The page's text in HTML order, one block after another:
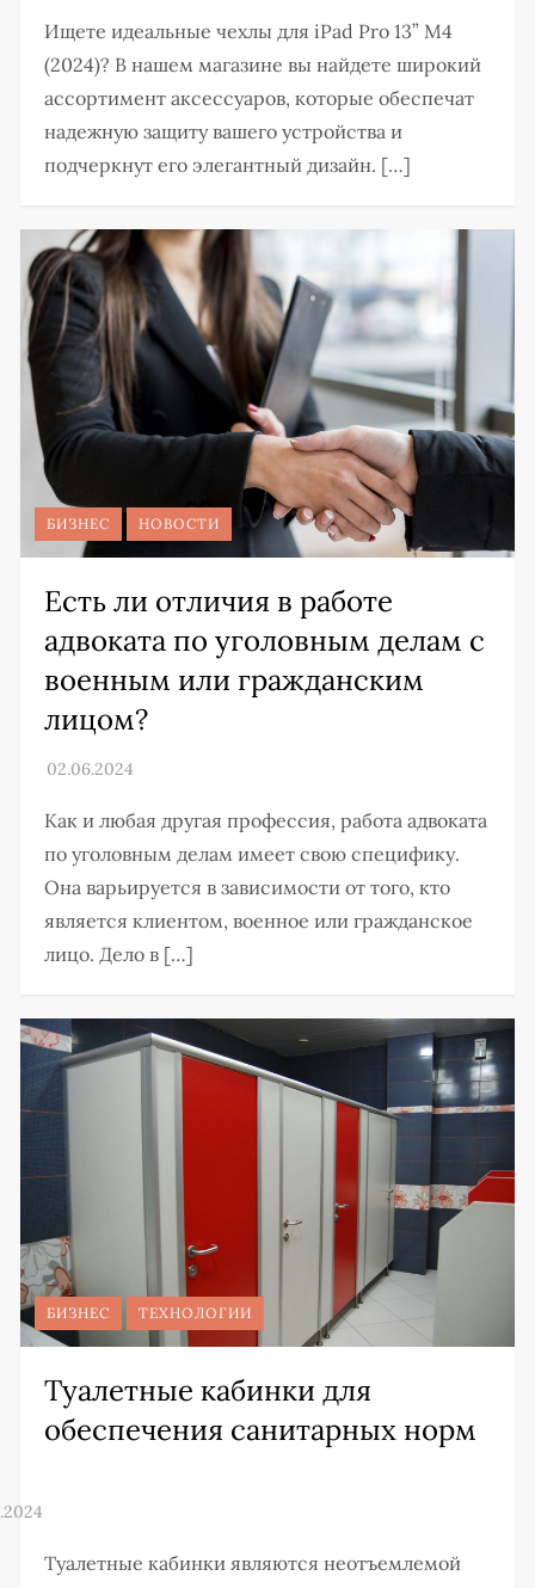
Ищете идеальные чехлы для iPad Pro 13” M4
(2024)? В нашем магазине вы найдете широкий
ассортимент аксессуаров, которые обеспечат
надежную защиту вашего устройства и
подчеркнут его элегантный дизайн. […]
БИЗНЕС НОВОСТИ
Есть ли отличия в работе
адвоката по уголовным делам с
военным или гражданским
лицом?
Как и любая другая профессия, работа адвоката
по уголовным делам имеет свою специфику.
Она варьируется в зависимости от того, кто
является клиентом, военное или гражданское
лицо. Дело в […]
БИЗНЕС ТЕХНОЛОГИИ
Туалетные кабинки для
обеспечения санитарных норм
Туалетные кабинки являются неотъемлемой